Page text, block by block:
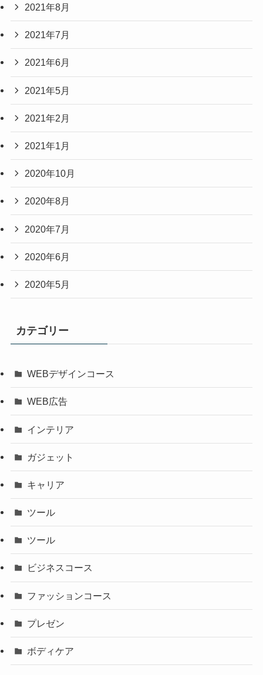
2021年8月
2021年7月
2021年6月
2021年5月
2021年2月
2021年1月
2020年10月
2020年8月
2020年7月
2020年6月
2020年5月
カテゴリー
WEBデザインコース
WEB広告
インテリア
ガジェット
キャリア
ツール
ツール
ビジネスコース
ファッションコース
プレゼン
ボディケア